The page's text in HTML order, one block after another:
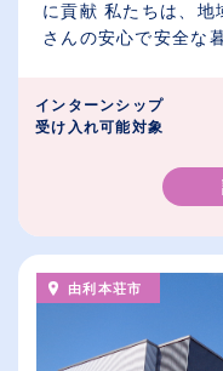
に貢献 私たちは、地
さんの安心で安全な
インターンシップ
受け入れ可能対象
由利本荘市